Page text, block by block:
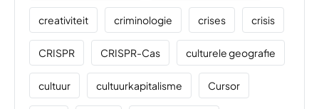
creativiteit criminologie crises crisis
CRISPR CRISPR-Cas culturele geografie
cultuur cultuurkapitalisme Cursor